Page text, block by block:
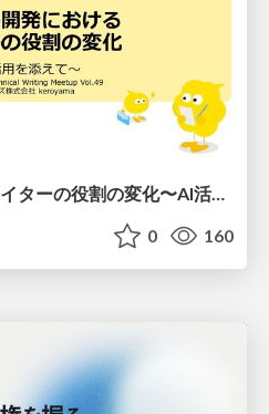
kintone開発における​ライターの役割の変化​〜AI活用を添えて〜 / Changes in the Role of Writers in Kintone Development
0 160